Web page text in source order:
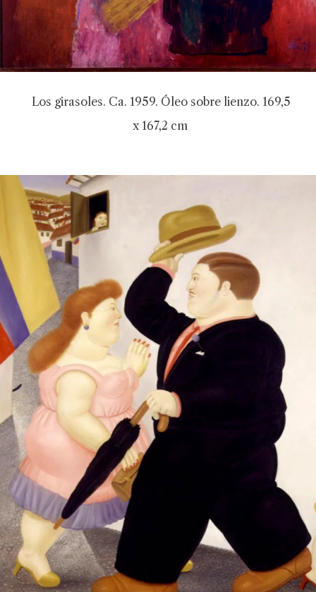
Los girasoles. Ca. 1959. Óleo sobre lienzo. 169,5
x 167,2 cm